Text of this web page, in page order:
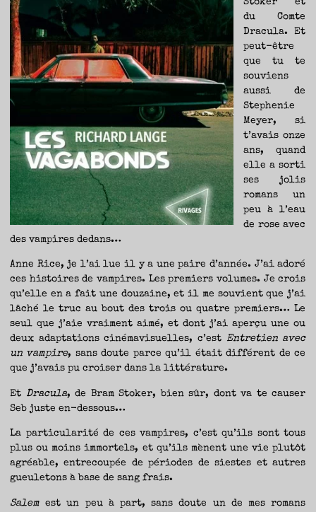
ET
LES
PAS
DE
CÔTÉ,
PARLER
SURTOUT
DE
LIVRES,
DONC,
MAIS
NE
PAS
S’INTERDIRE
À
L’EAU
OU
SE
REMETTRE
EN
SELLE
VOIR
CE
QUI
ADVIENT.
AIRE(S)
LIBRE(S),
ÇA
COMMENCE
Sébastien
Stoker et
du Comte
Dracula. Et
peut-être
que tu te
souviens
aussi de
Stephenie
Meyer, si
t’avais onze
ans, quand
elle a sorti
ses jolis
romans un
peu à l’eau
de rose avec
des vampires dedans…
Anne Rice, je l’ai lue il y a une paire d’année. J’ai adoré
ces histoires de vampires. Les premiers volumes. Je crois
qu’elle en a fait une douzaine, et il me souvient que j’ai
lâché le truc au bout des trois ou quatre premiers… Le
seul que j’aie vraiment aimé, et dont j’ai aperçu une ou
deux adaptations cinémavisuelles, c’est Entretien avec
un vampire, sans doute parce qu’il était différent de ce
que j’avais pu croiser dans la littérature.
Et Dracula, de Bram Stoker, bien sûr, dont va te causer
Seb juste en-dessous…
La particularité de ces vampires, c’est qu’ils sont tous
plus ou moins immortels, et qu’ils mènent une vie plutôt
agréable, entrecoupée de périodes de siestes et autres
gueuletons à base de sang frais.
Salem est un peu à part, sans doute un de mes romans